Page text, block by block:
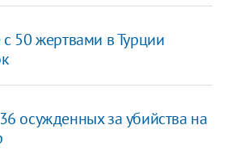
50 жертвами в Турции
осужденных за убийства на